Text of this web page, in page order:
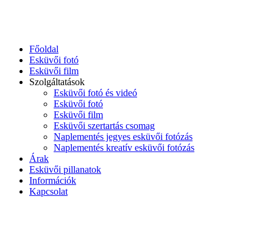
Főoldal
Esküvői fotó
Esküvői film
Szolgáltatások
Esküvői fotó és videó
Esküvői fotó
Esküvői film
Esküvői szertartás csomag
Naplementés jegyes esküvői fotózás
Naplementés kreatív esküvői fotózás
Árak
Esküvői pillanatok
Információk
Kapcsolat